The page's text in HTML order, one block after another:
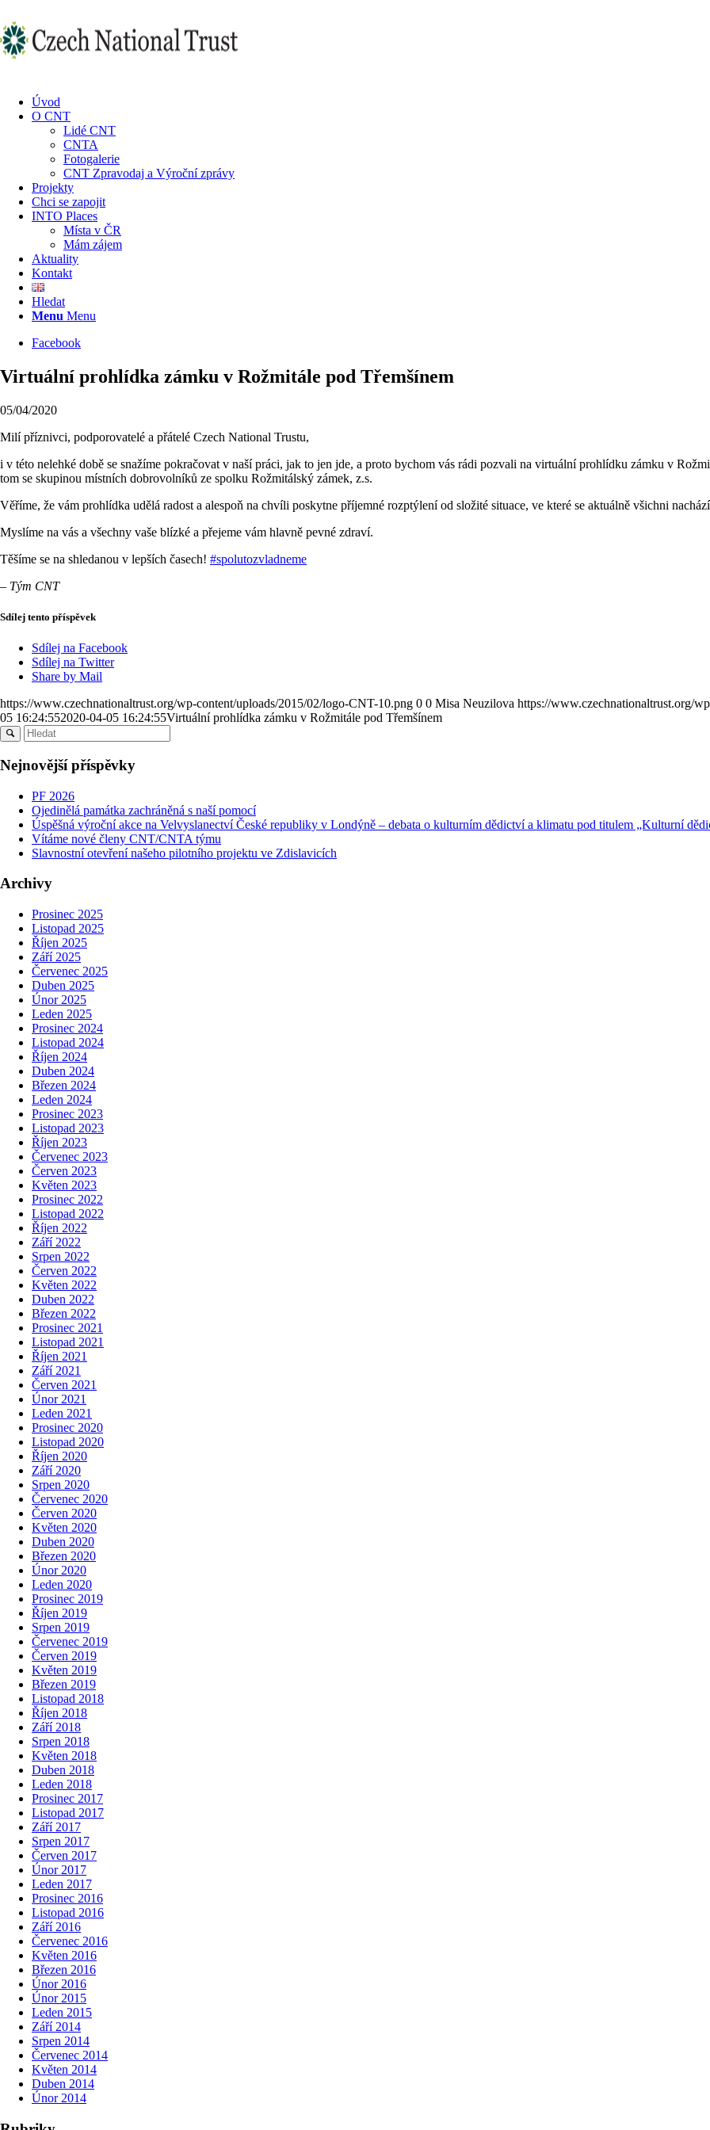
Úvod
O CNT
Lidé CNT
CNTA
Fotogalerie
CNT Zpravodaj a Výroční zprávy
Projekty
Chci se zapojit
INTO Places
Místa v ČR
Mám zájem
Aktuality
Kontakt
Hledat
Menu Menu
Facebook
Virtuální prohlídka zámku v Rožmitále pod Třemšínem
05/04/2020
Milí příznivci, podporovatelé a přátelé Czech National Trustu,
i v této nelehké době se snažíme pokračovat v naší práci, jak to jen jde, a proto bychom vás rádi pozvali na virtuální prohlídku zámku v
tom se skupinou místních dobrovolníků ze spolku Rožmitálský zámek, z.s.
Věříme, že vám prohlídka udělá radost a alespoň na chvíli poskytne příjemné rozptýlení od složité situace, ve které se aktuálně všichni n
Myslíme na vás a všechny vaše blízké a přejeme vám hlavně pevné zdraví.
Těšíme se na shledanou v lepších časech! #spolutozvladneme
– Tým CNT
Sdílej tento příspěvek
Sdílej na Facebook
Sdílej na Twitter
Share by Mail
https://www.czechnationaltrust.org/wp-content/uploads/2015/02/logo-CNT-10.png 0 0 Misa Neuzilova https://www.czechnationaltrust.org/
05 16:24:552020-04-05 16:24:55Virtuální prohlídka zámku v Rožmitále pod Třemšínem
Nejnovější příspěvky
PF 2026
Ojedinělá památka zachráněná s naší pomocí
Úspěšná výroční akce na Velvyslanectví České republiky v Londýně – debata o kulturním dědictví a klimatu pod titulem „Kulturní
Vítáme nové členy CNT/CNTA týmu
Slavnostní otevření našeho pilotního projektu ve Zdislavicích
Archivy
Prosinec 2025
Listopad 2025
Říjen 2025
Září 2025
Červenec 2025
Duben 2025
Únor 2025
Leden 2025
Prosinec 2024
Listopad 2024
Říjen 2024
Duben 2024
Březen 2024
Leden 2024
Prosinec 2023
Listopad 2023
Říjen 2023
Červenec 2023
Červen 2023
Květen 2023
Prosinec 2022
Listopad 2022
Říjen 2022
Září 2022
Srpen 2022
Červen 2022
Květen 2022
Duben 2022
Březen 2022
Prosinec 2021
Listopad 2021
Říjen 2021
Září 2021
Červen 2021
Únor 2021
Leden 2021
Prosinec 2020
Listopad 2020
Říjen 2020
Září 2020
Srpen 2020
Červenec 2020
Červen 2020
Květen 2020
Duben 2020
Březen 2020
Únor 2020
Leden 2020
Prosinec 2019
Říjen 2019
Srpen 2019
Červenec 2019
Červen 2019
Květen 2019
Březen 2019
Listopad 2018
Říjen 2018
Září 2018
Srpen 2018
Květen 2018
Duben 2018
Leden 2018
Prosinec 2017
Listopad 2017
Září 2017
Srpen 2017
Červen 2017
Únor 2017
Leden 2017
Prosinec 2016
Listopad 2016
Září 2016
Červenec 2016
Květen 2016
Březen 2016
Únor 2016
Únor 2015
Leden 2015
Září 2014
Srpen 2014
Červenec 2014
Květen 2014
Duben 2014
Únor 2014